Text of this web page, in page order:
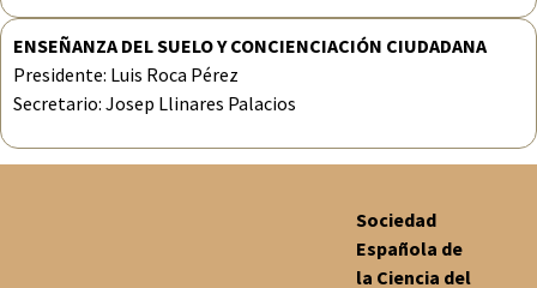
ENSEÑANZA DEL SUELO Y CONCIENCIACIÓN CIUDADANA
Presidente: Luis Roca Pérez
Secretario: Josep Llinares Palacios
Sociedad
Española de
la Ciencia del